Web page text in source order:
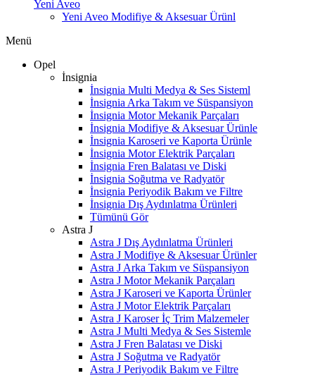
Yeni Aveo
Yeni Aveo Modifiye & Aksesuar Ürünl
Menü
Opel
İnsignia
İnsignia Multi Medya & Ses Sisteml
İnsignia Arka Takım ve Süspansiyon
İnsignia Motor Mekanik Parçaları
İnsignia Modifiye & Aksesuar Ürünle
İnsignia Karoseri ve Kaporta Ürünle
İnsignia Motor Elektrik Parçaları
İnsignia Fren Balatası ve Diski
İnsignia Soğutma ve Radyatör
İnsignia Periyodik Bakım ve Filtre
İnsignia Dış Aydınlatma Ürünleri
Tümünü Gör
Astra J
Astra J Dış Aydınlatma Ürünleri
Astra J Modifiye & Aksesuar Ürünler
Astra J Arka Takım ve Süspansiyon
Astra J Motor Mekanik Parçaları
Astra J Karoseri ve Kaporta Ürünler
Astra J Motor Elektrik Parçaları
Astra J Karoser İç Trim Malzemeler
Astra J Multi Medya & Ses Sistemle
Astra J Fren Balatası ve Diski
Astra J Soğutma ve Radyatör
Astra J Periyodik Bakım ve Filtre